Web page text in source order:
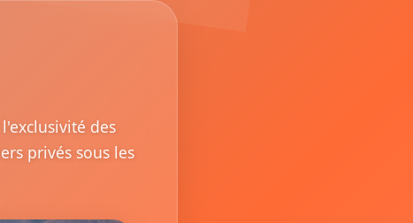
des
privés sous les